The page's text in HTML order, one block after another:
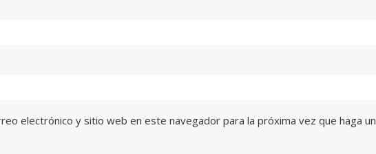
electrónico y sitio web en este navegador para la próxima vez que haga un